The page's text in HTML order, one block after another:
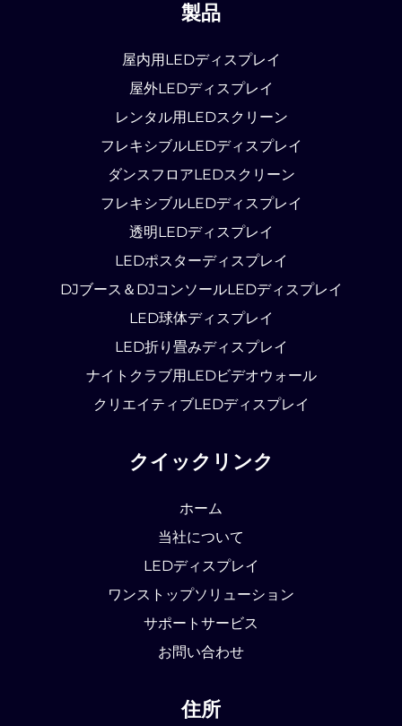
製品
屋内用LEDディスプレイ
屋外LEDディスプレイ
レンタル用LEDスクリーン
フレキシブルLEDディスプレイ
ダンスフロアLEDスクリーン
フレキシブルLEDディスプレイ
透明LEDディスプレイ
LEDポスターディスプレイ
DJブース＆DJコンソールLEDディスプレイ
LED球体ディスプレイ
LED折り畳みディスプレイ
ナイトクラブ用LEDビデオウォール
クリエイティブLEDディスプレイ
クイックリンク
ホーム
当社について
LEDディスプレイ
ワンストップソリューション
サポートサービス
お問い合わせ
住所